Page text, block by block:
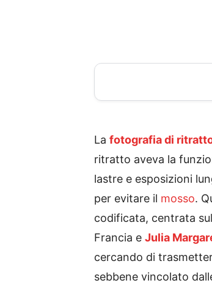
La fotografia di
ritratto aveva la
lastre e esposizioni
per evitare il mosso.
codificata, centrata
Francia e Julia
cercando di
sebbene vincolato